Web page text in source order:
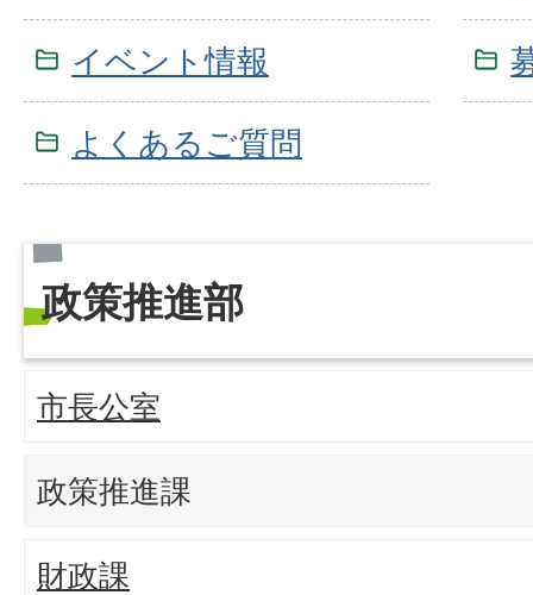
イベント情報
よくあるご質問
政策推進部
市長公室
政策推進課
財政課